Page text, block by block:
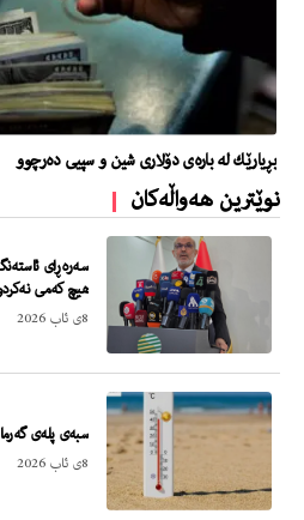
بڕیارێك له‌ باره‌ى دۆلارى شین و سپیی ده‌رچوو
نوێترین هەواڵەکان
سەرەڕای
هیچ كەمی
8ی ئاب 2026
سبەی پلەی
8ی ئاب 2026